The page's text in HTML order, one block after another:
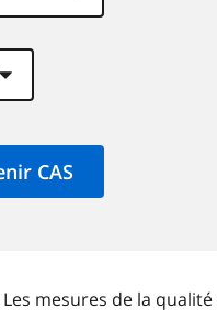
Les mesures de la